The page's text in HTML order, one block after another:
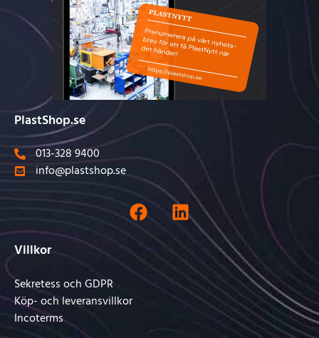
PlastShop.se
013-328 9400
info@plastshop.se
Villkor
Sekretess och GDPR
Köp- och leveransvillkor
Incoterms